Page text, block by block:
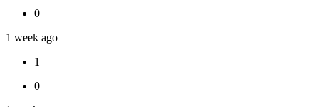
0
1 week ago
1
0